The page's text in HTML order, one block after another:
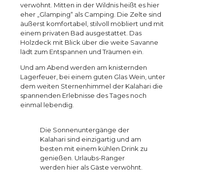
verwöhnt. Mitten in der Wildnis heißt es hier
eher „Glamping“ als Camping. Die Zelte sind
äußerst komfortabel, stilvoll möbliert und mit
einem privaten Bad ausgestattet. Das
Holzdeck mit Blick über die weite Savanne
lädt zum Entspannen und Träumen ein.
Und am Abend werden am knisternden
Lagerfeuer, bei einem guten Glas Wein, unter
dem weiten Sternenhimmel der Kalahari die
spannenden Erlebnisse des Tages noch
einmal lebendig.
Die Sonnenuntergänge der
Kalahari sind einzigartig und am
besten mit einem kühlen Drink zu
genießen. Urlaubs-Ranger
werden hier als Gäste verwöhnt.